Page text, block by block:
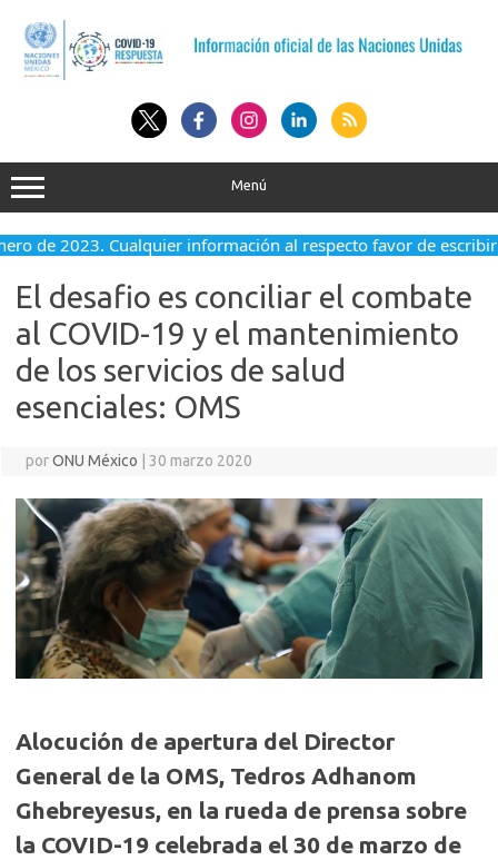
contenido
Menú
de 2023. Cualquier información al respecto favor de escribir a
El desafio es conciliar el combate
al COVID-19 y el mantenimiento
de los servicios de salud
esenciales: OMS
porONU México 30 marzo 2020
Alocución de apertura del Director
General de la OMS, Tedros Adhanom
Ghebreyesus, en la rueda de prensa sobre
la COVID-19 celebrada el 30 de marzo de